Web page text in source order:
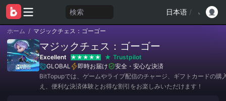
検索 日本语 /
ホーム / マジックチェス：ゴーゴー
マジックチェス：ゴーゴー
Excellent
Trustpilot
GLOBAL
即時お届け
安全・安心な決済
BitTopupでは、ゲームやライブ配信のチャージ、ギフトカードの購
え、便利な決済体験とお得な割引をお楽しみいただけます！